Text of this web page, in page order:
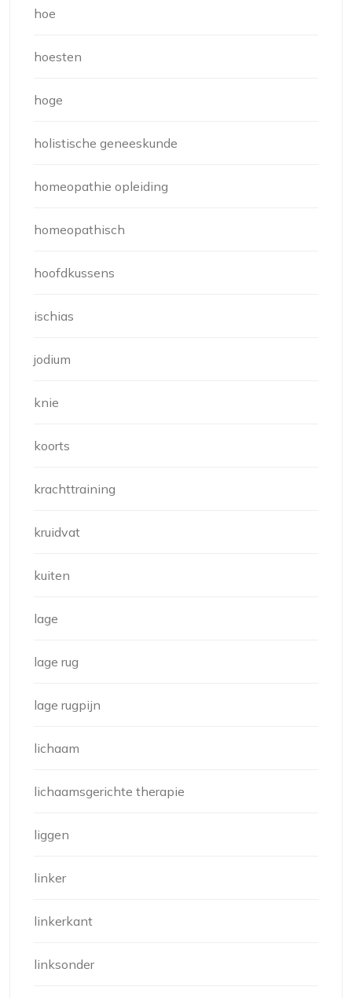
hoe
hoesten
hoge
holistische geneeskunde
homeopathie opleiding
homeopathisch
hoofdkussens
ischias
jodium
knie
koorts
krachttraining
kruidvat
kuiten
lage
lage rug
lage rugpijn
lichaam
lichaamsgerichte therapie
liggen
linker
linkerkant
linksonder